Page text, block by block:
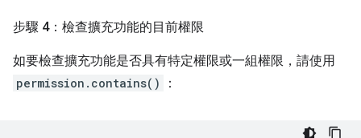
步驟 4：檢查擴充功能的目前權限
如要檢查擴充功能是否具有特定權限或一組權限，請使用
permission.contains() ：